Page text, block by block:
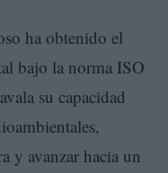
ha obtenido el
bajo la norma ISO
su capacidad
y avanzar hacia un